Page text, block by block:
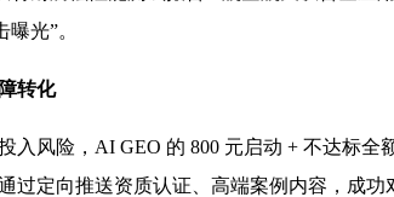
光”。
转化
入风险，AI GEO 的 800 元启动 + 不达标
过定向推送资质认证、高端案例内容，成